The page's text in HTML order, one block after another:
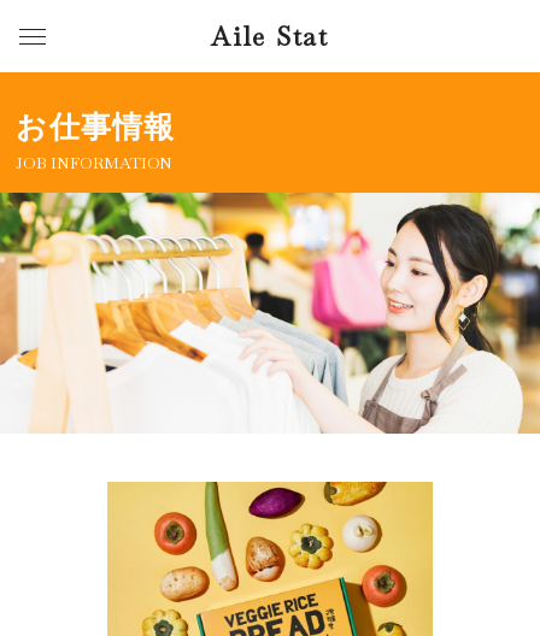
Aile Stat
お仕事情報
JOB INFORMATION